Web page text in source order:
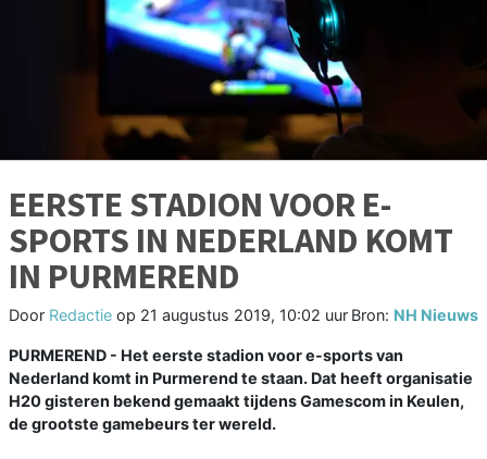
EERSTE STADION VOOR E-
SPORTS IN NEDERLAND KOMT
IN PURMEREND
Door Redactie op 21 augustus 2019, 10:02 uur Bron: NH Nieuws
PURMEREND - Het eerste stadion voor e-sports van
Nederland komt in Purmerend te staan. Dat heeft organisatie
H20 gisteren bekend gemaakt tijdens Gamescom in Keulen,
de grootste gamebeurs ter wereld.